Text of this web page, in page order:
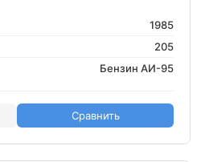
1985
205
Бензин АИ-95
Сравнить